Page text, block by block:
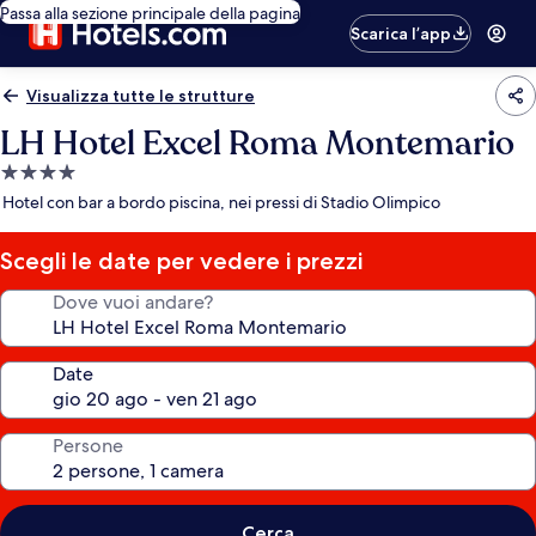
Passa alla sezione principale della pagina
Scarica l’app
Visualizza tutte le strutture
LH Hotel Excel Roma Montemario
Struttura
a
stelle
Hotel con bar a bordo piscina, nei pressi di Stadio Olimpico
Scegli le date per vedere i prezzi
Dove vuoi andare?
Date
Persone